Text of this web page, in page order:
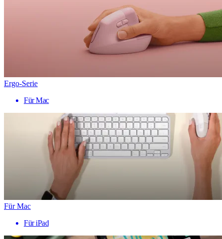
Ergo-Serie
Für Mac
Für Mac
Für iPad